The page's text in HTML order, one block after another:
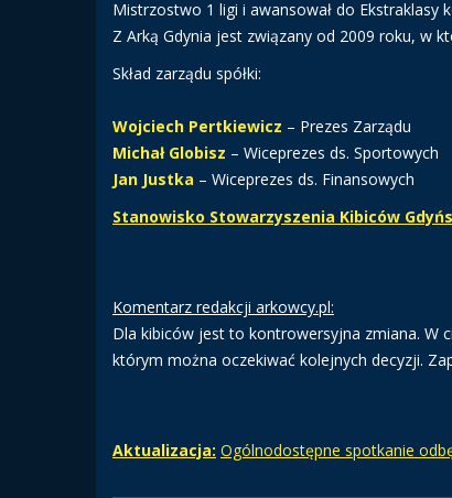
Mistrzostwo 1 ligi i awansował do Ekstraklasy
Z Arką Gdynia jest związany od 2009 roku, w
Skład zarządu spółki:
Wojciech Pertkiewicz – Prezes Zarządu
Michał Globisz – Wiceprezes ds. Sportowych
Jan Justka – Wiceprezes ds. Finansowych
Stanowisko Stowarzyszenia Kibiców
Komentarz redakcji arkowcy.pl:
Dla kibiców jest to kontrowersyjna zmiana. W
którym można oczekiwać kolejnych decyzji.
Aktualizacja: Ogólnodostępne spotkanie